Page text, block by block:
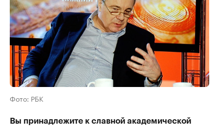
Фото: РБК
Вы принадлежите к славной академической